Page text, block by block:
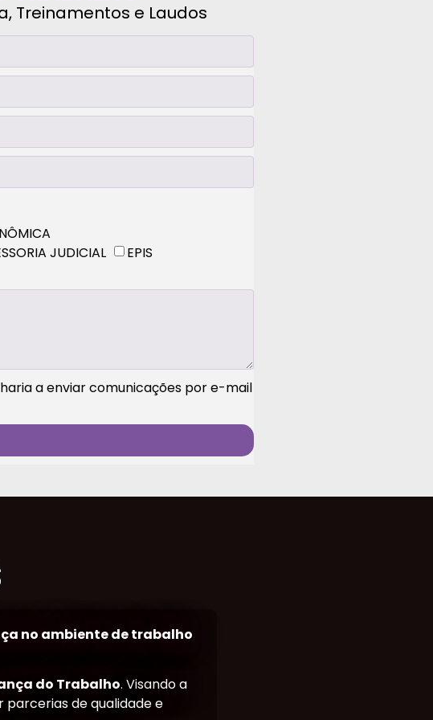
Treinamentos e Laudos
JUDICIAL EPIS
a enviar comunicações por e-mail
no ambiente de trabalho
do Trabalho. Visando a
de qualidade e